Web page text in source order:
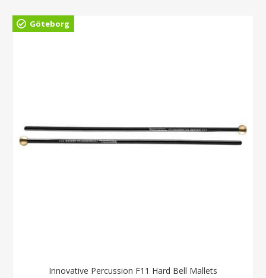
Göteborg
Innovative Percussion F11 Hard Bell Mallets